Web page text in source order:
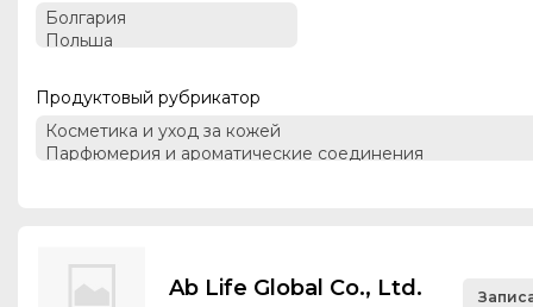
Продуктовый рубрикатор
Ab Life Global Co., Ltd.